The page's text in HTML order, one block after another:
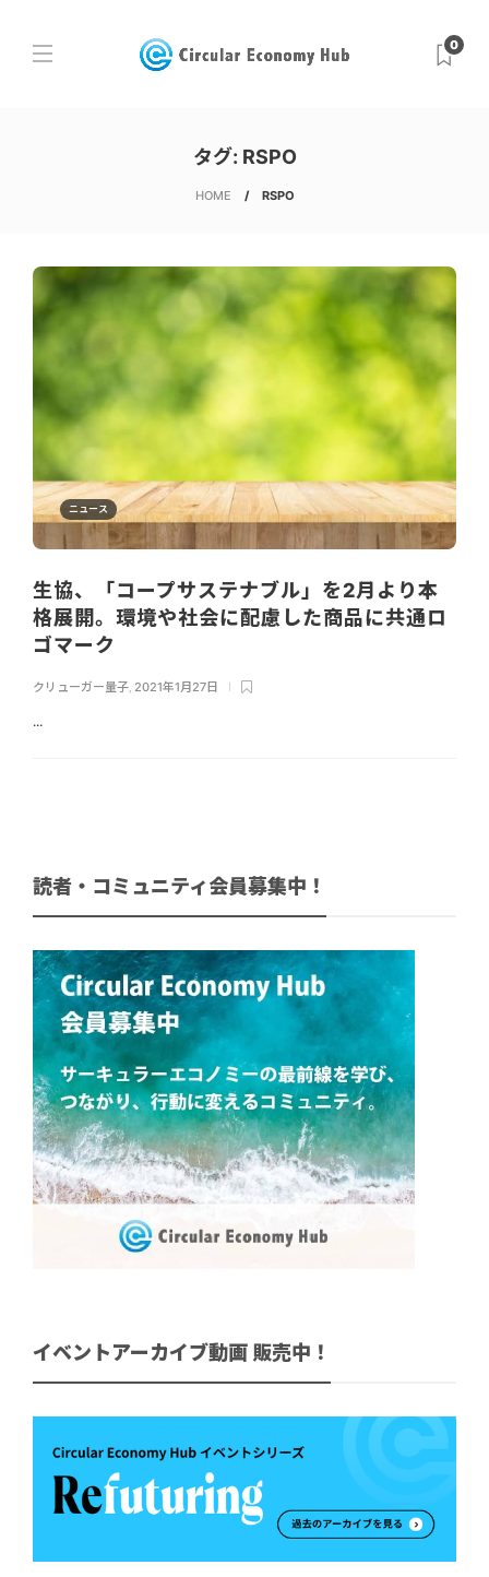
0
タグ: RSPO
HOME RSPO
ニュース
生協、「コープサステナブル」を2月より本
格展開。環境や社会に配慮した商品に共通ロ
ゴマーク
クリューガー量子 2021年1月27日
...
読者・コミュニティ会員募集中！
イベントアーカイブ動画 販売中！